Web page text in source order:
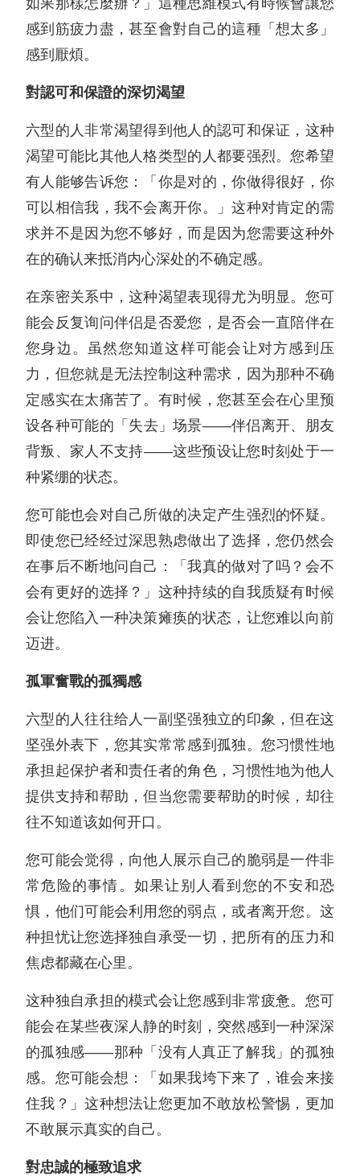
感到筋疲力盡，甚至會對自己的這種「想太多」
感到厭煩。
對認可和保證的深切渴望
六型的人非常渴望得到他人的認可和保证，这种
渴望可能比其他人格类型的人都要强烈。您希望
有人能够告诉您：「你是对的，你做得很好，你
可以相信我，我不会离开你。」这种对肯定的需
求并不是因为您不够好，而是因为您需要这种外
在的确认来抵消内心深处的不确定感。
在亲密关系中，这种渴望表现得尤为明显。您可
能会反复询问伴侣是否爱您，是否会一直陪伴在
您身边。虽然您知道这样可能会让对方感到压
力，但您就是无法控制这种需求，因为那种不确
定感实在太痛苦了。有时候，您甚至会在心里预
设各种可能的「失去」场景——伴侣离开、朋友
背叛、家人不支持——这些预设让您时刻处于一
种紧绷的状态。
您可能也会对自己所做的决定产生强烈的怀疑。
即使您已经经过深思熟虑做出了选择，您仍然会
在事后不断地问自己：「我真的做对了吗？会不
会有更好的选择？」这种持续的自我质疑有时候
会让您陷入一种决策瘫痪的状态，让您难以向前
迈进。
孤軍奮戰的孤獨感
六型的人往往给人一副坚强独立的印象，但在这
坚强外表下，您其实常常感到孤独。您习惯性地
承担起保护者和责任者的角色，习惯性地为他人
提供支持和帮助，但当您需要帮助的时候，却往
往不知道该如何开口。
您可能会觉得，向他人展示自己的脆弱是一件非
常危险的事情。如果让别人看到您的不安和恐
惧，他们可能会利用您的弱点，或者离开您。这
种担忧让您选择独自承受一切，把所有的压力和
焦虑都藏在心里。
这种独自承担的模式会让您感到非常疲惫。您可
能会在某些夜深人静的时刻，突然感到一种深深
的孤独感——那种「没有人真正了解我」的孤独
感。您可能会想：「如果我垮下来了，谁会来接
住我？」这种想法让您更加不敢放松警惕，更加
不敢展示真实的自己。
對忠誠的極致追求